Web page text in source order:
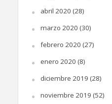
abril 2020 (28)
marzo 2020 (30)
febrero 2020 (27)
enero 2020 (8)
diciembre 2019 (28)
noviembre 2019 (52)